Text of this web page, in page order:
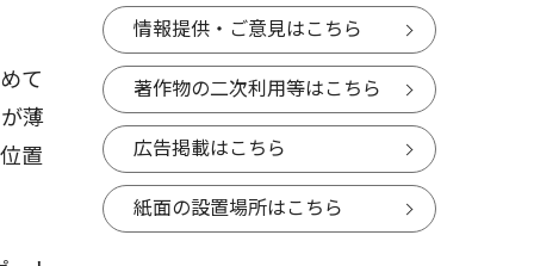
て
薄
置
情報提供・ご意見はこちら
著作物の二次利用等はこちら
広告掲載はこちら
紙面の設置場所はこちら